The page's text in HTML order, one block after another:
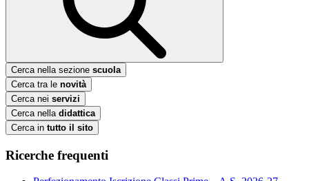
Cerca nella sezione scuola
Cerca tra le novità
Cerca nei servizi
Cerca nella didattica
Cerca in tutto il sito
Ricerche frequenti